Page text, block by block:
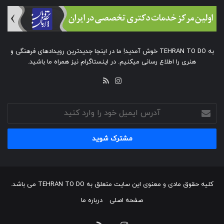
به TEHRAN TO DO خوش آمدید! ما در اینجا جدیدترین رویدادهای فرهنگی و
هنری را اطلاع رسانی میکنیم. در اینستاگرام نیز همراه ما باشید.
اینستاگرام
آدرس
ایمیل
خود
وارد
کلیه حقوق مادی و معنوی این سایت متعلق به TEHRAN TO DO می باشد.
صفحه اصلی
درباره ما